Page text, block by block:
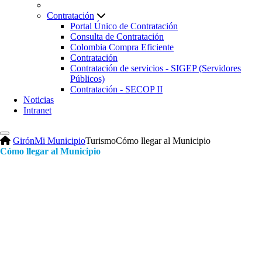
Contratación
Portal Único de Contratación
Consulta de Contratación
Colombia Compra Eficiente
Contratación
Contratación de servicios - SIGEP (Servidores
Públicos)
Contratación - SECOP II
Noticias
Intranet
GirónMi MunicipioTurismoCómo llegar al Municipio
Cómo llegar al Municipio